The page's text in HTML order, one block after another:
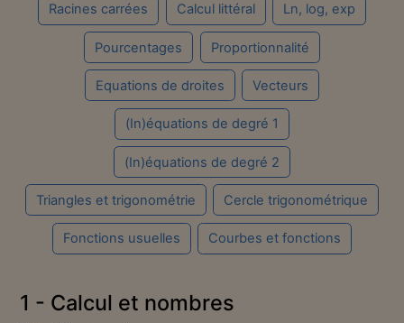
Racines carrées Calcul littéral Ln, log, exp
Pourcentages Proportionnalité
Equations de droites Vecteurs
(In)équations de degré 1
(In)équations de degré 2
Triangles et trigonométrie Cercle trigonométrique
Fonctions usuelles Courbes et fonctions
1 - Calcul et nombres